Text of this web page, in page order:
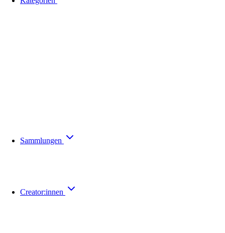
Sammlungen
Creator:innen